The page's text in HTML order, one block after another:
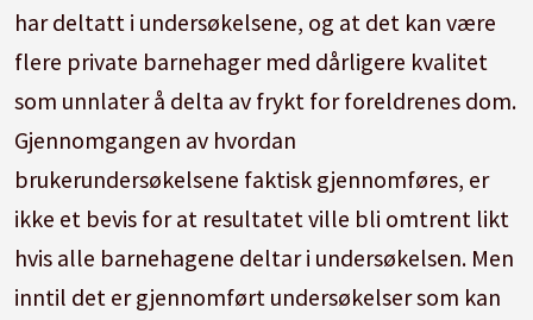
har deltatt i undersøkelsene, og at det kan være
flere private barnehager med dårligere kvalitet
som unnlater å delta av frykt for foreldrenes dom.
Gjennomgangen av hvordan
brukerundersøkelsene faktisk gjennomføres, er
ikke et bevis for at resultatet ville bli omtrent likt
hvis alle barnehagene deltar i undersøkelsen. Men
inntil det er gjennomført undersøkelser som kan